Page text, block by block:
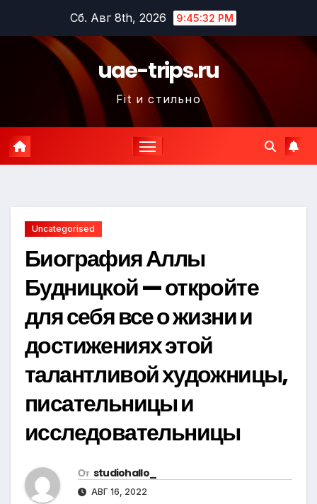
содержимому
Сб. Авг 8th, 2026 9:45:33 PM
uae-trips.ru
Fit и стильно
Uncategorised
Биография Аллы
Будницкой — откройте
для себя все о жизни и
достижениях этой
талантливой художницы,
писательницы и
исследовательницы
От studiohallo_
АВГ 16, 2022